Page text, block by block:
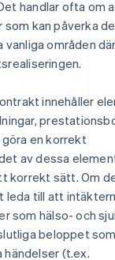
handlar ofta om
kan påverka
vanliga områden
innehåller
en korrekt
av dessa
korrekt sätt. Om
leda till att
som hälso- och
beloppet
händelser (t.ex.